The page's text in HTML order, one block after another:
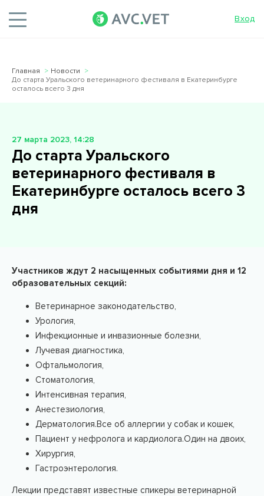
Вход
Главная
Новости
До старта Уральского ветеринарного фестиваля в Екатеринбурге
осталось всего 3 дня
27 марта 2023, 14:28
До старта Уральского
ветеринарного фестиваля в
Екатеринбурге осталось всего 3
дня
Участников ждут 2 насыщенных событиями дня и 12
образовательных секций:
Ветеринарное законодательство,
Урология,
Инфекционные и инвазионные болезни,
Лучевая диагностика,
Офтальмология,
Стоматология,
Интенсивная терапия,
Анестезиология,
Дерматология.Все об аллергии у собак и кошек,
Пациент у нефролога и кардиолога.Один на двоих,
Хирургия,
Гастроэнтерология.
Лекции представят известные спикеры ветеринарной